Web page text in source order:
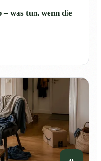
was tun, wenn die